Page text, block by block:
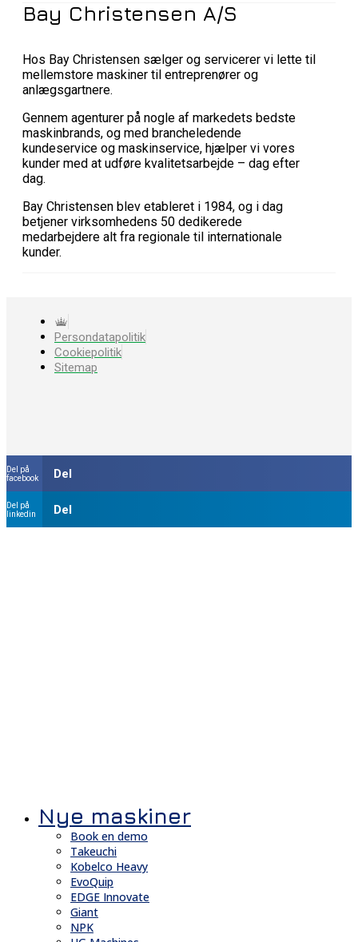
Bay Christensen A/S
Hos Bay Christensen sælger og servicerer vi lette til
mellemstore maskiner til entreprenører og
anlægsgartnere.
Gennem agenturer på nogle af markedets bedste
maskinbrands, og med brancheledende
kundeservice og maskinservice, hjælper vi vores
kunder med at udføre kvalitetsarbejde – dag efter
dag.
Bay Christensen blev etableret i 1984, og i dag
betjener virksomhedens 50 dedikerede
medarbejdere alt fra regionale til internationale
kunder.
Persondatapolitik
Cookiepolitik
Sitemap
Del på
facebook
Del
Del på
linkedin
Del
Nye maskiner
Book en demo
Takeuchi
Kobelco Heavy
EvoQuip
EDGE Innovate
Giant
NPK